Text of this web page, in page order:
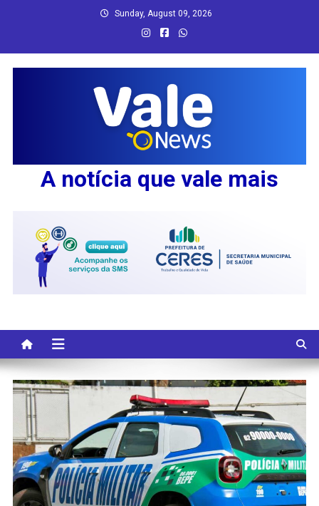
Sunday, August 09, 2026
A notícia que vale mais